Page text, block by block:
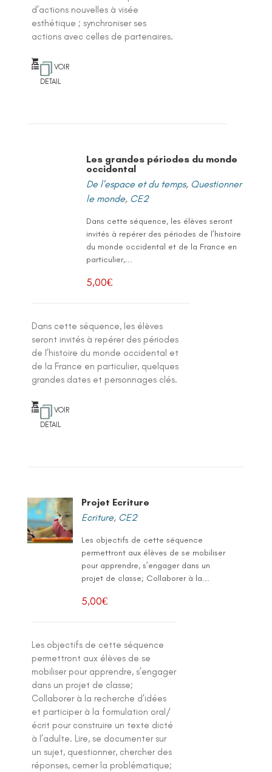
d’actions nouvelles à visée
esthétique ; synchroniser ses
actions avec celles de partenaires.
VOIR
DETAIL
Les grandes périodes du monde
occidental
De l'espace et du temps, Questionner
le monde, CE2
Dans cette séquence, les élèves seront
invités à repérer des périodes de l’histoire
du monde occidental et de la France en
particulier,...
5,00€
Dans cette séquence, les élèves
seront invités à repérer des périodes
de l’histoire du monde occidental et
de la France en particulier, quelques
grandes dates et personnages clés.
VOIR
DETAIL
Projet Ecriture
Ecriture, CE2
Les objectifs de cette séquence
permettront aux élèves de se mobiliser
pour apprendre, s’engager dans un
projet de classe; Collaborer à la...
5,00€
Les objectifs de cette séquence
permettront aux élèves de se
mobiliser pour apprendre, s’engager
dans un projet de classe;
Collaborer à la recherche d’idées
et participer à la formulation oral/
écrit pour construire un texte dicté
à l’adulte. Lire, se documenter sur
un sujet, questionner, chercher des
réponses, cerner la problématique;